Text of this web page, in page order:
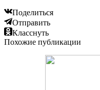
Поделиться
Отправить
Класснуть
Похожие публикации